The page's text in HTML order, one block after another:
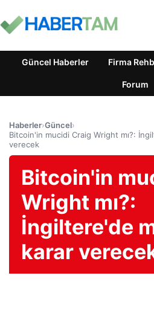
Güncel Haberler Firma
Forum
Haberler›Güncel›
Bitcoin'in mucidi Craig Wright mı?:
verecek
Bitcoin'in
Wright mı?:
İngiltere'de
karar